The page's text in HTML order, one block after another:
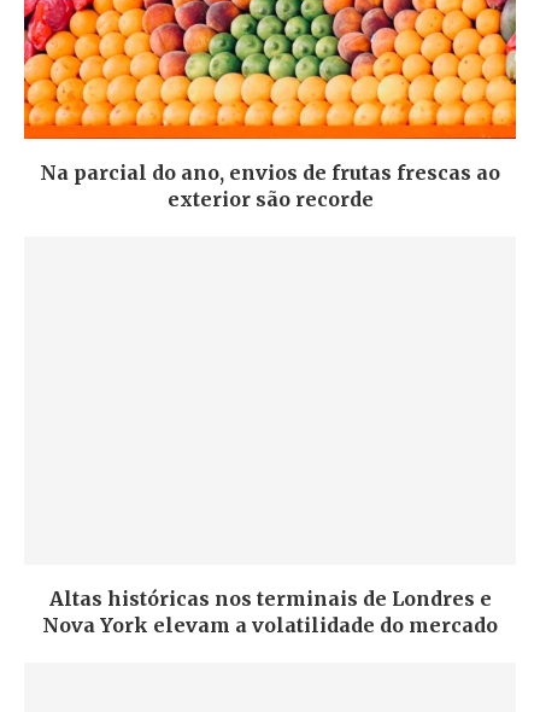
Na parcial do ano, envios de frutas frescas ao
exterior são recorde
Altas históricas nos terminais de Londres e
Nova York elevam a volatilidade do mercado